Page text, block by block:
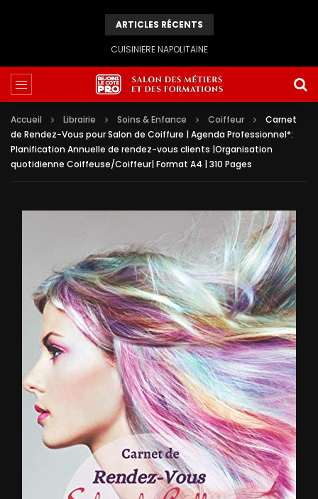
ARTICLES RÉCENTS
CUISINIERE NAPOLITAINE
Accueil Librairie Soins & Enfance Coiffeur
Carnet
de Rendez-Vous pour Salon de Coiffure | Agenda Professionnel*:
Planification Annuelle de rendez-vous clients |Organisation
quotidienne Coiffeuse/Coiffeur| Format A4 | 310 Pages